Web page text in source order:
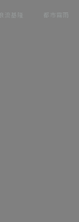
浪流基隆 都市霧雨